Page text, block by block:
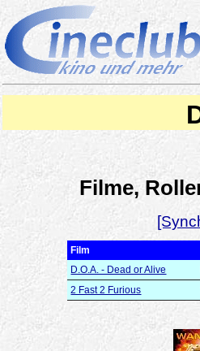
Filme,
Film
D.O.A. - Dead or Alive
2 Fast 2 Furious